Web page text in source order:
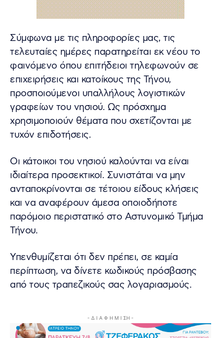
Σύμφωνα με τις πληροφορίες μας, τις
τελευταίες ημέρες παρατηρείται εκ νέου το
φαινόμενο όπου επιτήδειοι τηλεφωνούν σε
επιχειρήσεις και κατοίκους της Τήνου,
προσποιούμενοι υπαλλήλους λογιστικών
γραφείων του νησιού. Ως πρόσχημα
χρησιμοποιούν θέματα που σχετίζονται με
τυχόν επιδοτήσεις.
Οι κάτοικοι του νησιού καλούνται να είναι
ιδιαίτερα προσεκτικοί. Συνιστάται να μην
ανταποκρίνονται σε τέτοιου είδους κλήσεις
και να αναφέρουν άμεσα οποιοδήποτε
παρόμοιο περιστατικό στο Αστυνομικό Τμήμα
Τήνου.
Υπενθυμίζεται ότι δεν πρέπει, σε καμία
περίπτωση, να δίνετε κωδικούς πρόσβασης
από τους τραπεζικούς σας λογαριασμούς.
- Δ Ι Α Φ Η Μ Ι ΣΗ -